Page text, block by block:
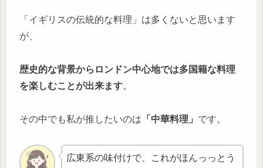
「イギリスの伝統的な料理」は多くないと思います
が、
歴史的な背景からロンドン中心地では多国籍な料理
を楽しむことが出来ます。
その中でも私が推したいのは 「中華料理」 です。
広東系の味付けで、これがほんっっとう